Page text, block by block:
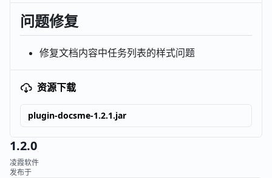
问题修复
修复文档内容中任务列表的样式问题
资源下载
plugin-docsme-1.2.1.jar
1.2.0
凌霞软件
发布于